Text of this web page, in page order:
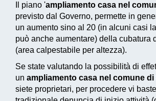
Il piano 'ampliamento casa nel
previsto dal Governo, permette in
un aumento sino al 20 (in alcuni casi
può anche aumentare) della cubatura
(area calpestabile per altezza).
Se state valutando la possibilità di
un ampliamento casa nel comune di
siete proprietari, per procedere vi